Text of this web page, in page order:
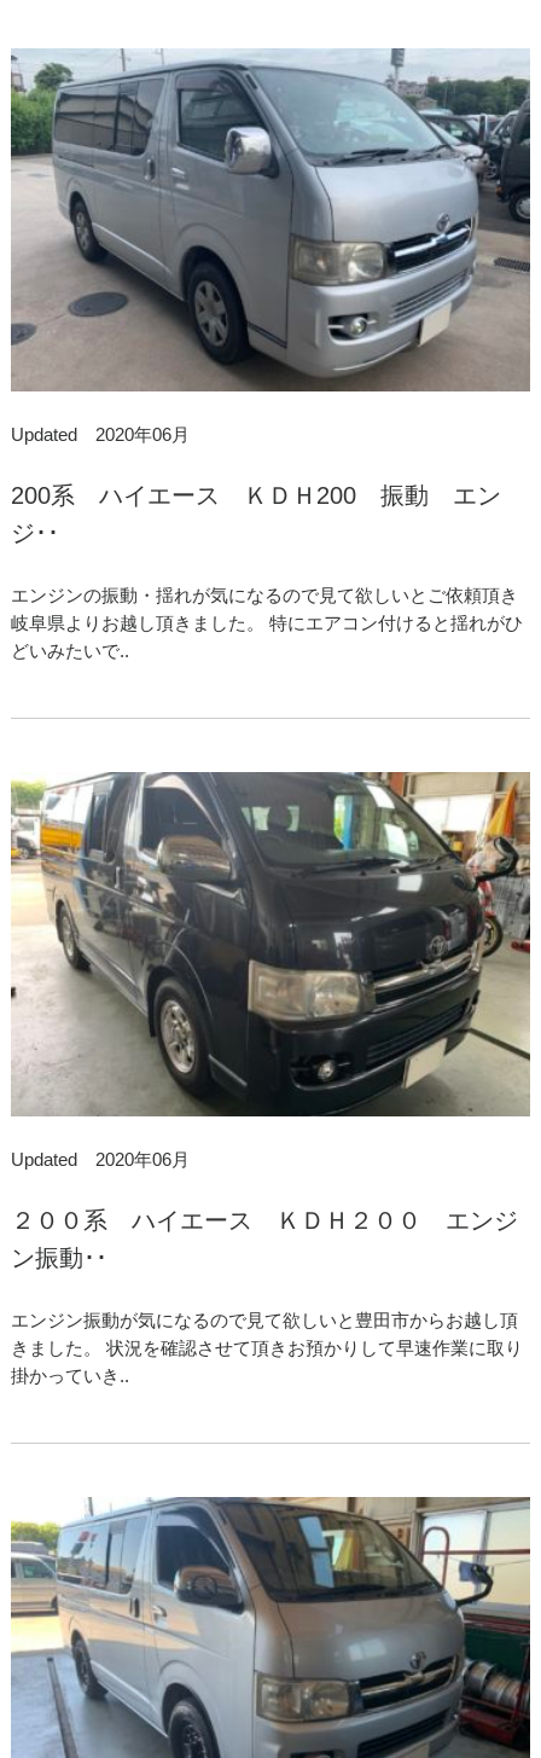
Updated 2020年06月
200系 ハイエース ＫＤＨ200 振動 エン
ジ･･
エンジンの振動・揺れが気になるので見て欲しいとご依頼頂き
岐阜県よりお越し頂きました。 特にエアコン付けると揺れがひ
どいみたいで..
Updated 2020年06月
２００系 ハイエース ＫＤＨ２００ エンジ
ン振動･･
エンジン振動が気になるので見て欲しいと豊田市からお越し頂
きました。 状況を確認させて頂きお預かりして早速作業に取り
掛かっていき..